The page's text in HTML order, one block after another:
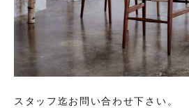
スタッフ迄お問い合わせ下さい。